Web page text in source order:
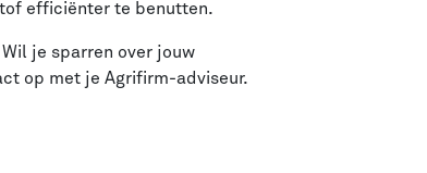
efficiënter te benutten.
je sparren over jouw
op met je Agrifirm-adviseur.